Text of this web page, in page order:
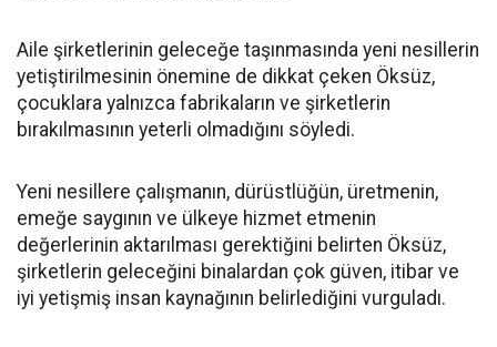
Aile şirketlerinin geleceğe taşınmasında yeni nesillerin
yetiştirilmesinin önemine de dikkat çeken Öksüz,
çocuklara yalnızca fabrikaların ve şirketlerin
bırakılmasının yeterli olmadığını söyledi.
Yeni nesillere çalışmanın, dürüstlüğün, üretmenin,
emeğe saygının ve ülkeye hizmet etmenin
değerlerinin aktarılması gerektiğini belirten Öksüz,
şirketlerin geleceğini binalardan çok güven, itibar ve
iyi yetişmiş insan kaynağının belirlediğini vurguladı.